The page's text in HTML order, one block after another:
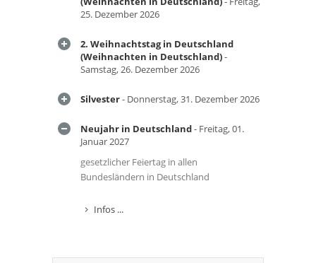
25. Dezember 2026
2. Weihnachtstag in Deutschland
(Weihnachten in Deutschland)-
Samstag, 26. Dezember 2026
Silvester- Donnerstag, 31. Dezember 2026
Neujahr in Deutschland- Freitag, 01.
Januar 2027
gesetzlicher Feiertag in allen
Bundesländern in Deutschland
Infos ...